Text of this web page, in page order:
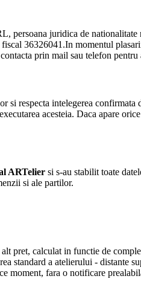
juridica de nationalitate
36326041 .In momentul
prin mail sau telefon
respecta intelegerea
acesteia. Daca apare
ARTelier si s-au stabilit toate
si ale partilor.
pret, calculat in functie de
standard a atelierului - distante
moment, fara o notificare